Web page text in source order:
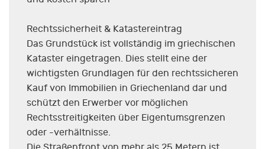
Rechtssicherheit & Katastereintrag
Das Grundstück ist vollständig im griechischen
Kataster eingetragen. Dies stellt eine der
wichtigsten Grundlagen für den rechtssicheren
Kauf von Immobilien in Griechenland dar und
schützt den Erwerber vor möglichen
Rechtsstreitigkeiten über Eigentumsgrenzen
oder -verhältnisse.